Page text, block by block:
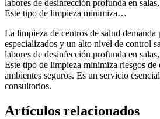
labores de desinfección profunda en
Este tipo de limpieza minimiza…
La limpieza de centros de salud demanda
especializados y un alto nivel de control
labores de desinfección profunda en
Este tipo de limpieza minimiza riesgos de
ambientes seguros. Es un servicio
consultorios.
Artículos relacionados